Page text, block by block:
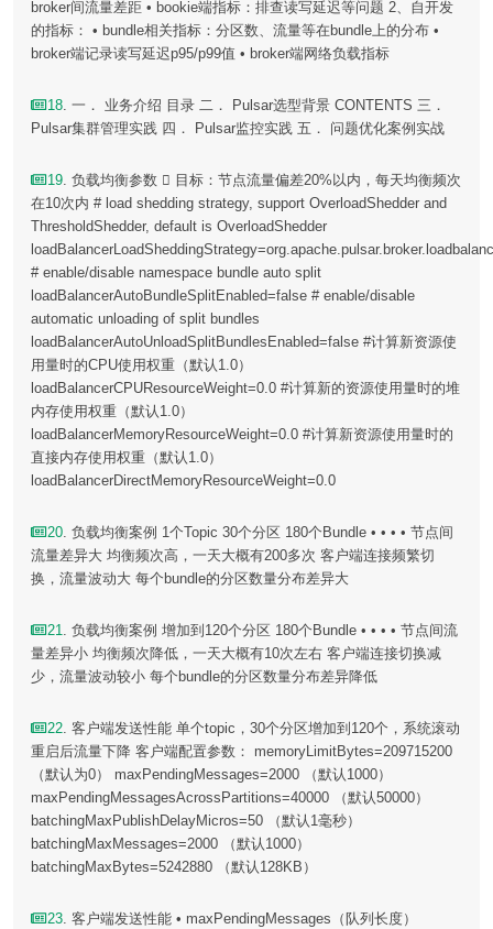
broker间流量差距 • bookie端指标：排查读写延迟等问题 2、自开发
的指标： • bundle相关指标：分区数、流量等在bundle上的分布 •
broker端记录读写延迟p95/p99值 • broker端网络负载指标
18. 一． 业务介绍 目录 二． Pulsar选型背景 CONTENTS 三．
Pulsar集群管理实践 四． Pulsar监控实践 五． 问题优化案例实战
19. 负载均衡参数  目标：节点流量偏差20%以内，每天均衡频次
在10次内 # load shedding strategy, support OverloadShedder and
ThresholdShedder, default is OverloadShedder
# enable/disable namespace bundle auto split
loadBalancerAutoBundleSplitEnabled=false # enable/disable
automatic unloading of split bundles
loadBalancerAutoUnloadSplitBundlesEnabled=false #计算新资源使
用量时的CPU使用权重（默认1.0）
loadBalancerCPUResourceWeight=0.0 #计算新的资源使用量时的堆
内存使用权重（默认1.0）
loadBalancerMemoryResourceWeight=0.0 #计算新资源使用量时的
直接内存使用权重（默认1.0）
loadBalancerDirectMemoryResourceWeight=0.0
20. 负载均衡案例 1个Topic 30个分区 180个Bundle • • • • 节点间
流量差异大 均衡频次高，一天大概有200多次 客户端连接频繁切
换，流量波动大 每个bundle的分区数量分布差异大
21. 负载均衡案例 增加到120个分区 180个Bundle • • • • 节点间流
量差异小 均衡频次降低，一天大概有10次左右 客户端连接切换减
少，流量波动较小 每个bundle的分区数量分布差异降低
22. 客户端发送性能 单个topic，30个分区增加到120个，系统滚动
重启后流量下降 客户端配置参数： memoryLimitBytes=209715200
（默认为0） maxPendingMessages=2000 （默认1000）
maxPendingMessagesAcrossPartitions=40000 （默认50000）
batchingMaxPublishDelayMicros=50 （默认1毫秒）
batchingMaxMessages=2000 （默认1000）
batchingMaxBytes=5242880 （默认128KB）
23. 客户端发送性能 • maxPendingMessages（队列长度）